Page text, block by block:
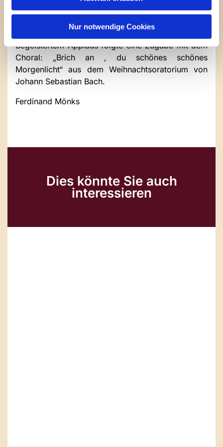
Nur notwendige Cookies
Choral „Freut euch, ihr Christen alle“ - natürlich im
Satz von Johann Sebastian Bach!
Begeistertem Applaus folgte eine Zugabe mit dem
Choral: „Brich an , du schönes schönes
Morgenlicht“ aus dem Weihnachtsoratorium von
Johann Sebastian Bach.
Ferdinand Mönks
Dies könnte Sie auch
interessieren